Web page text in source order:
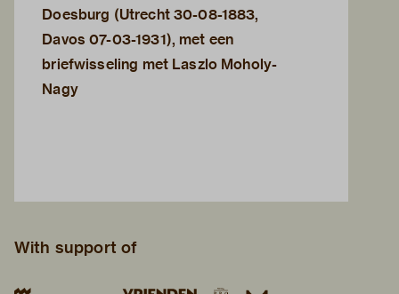
Doesburg (Utrecht 30-08-1883,
Davos 07-03-1931), met een
briefwisseling met Laszlo Moholy-
Nagy
With support of